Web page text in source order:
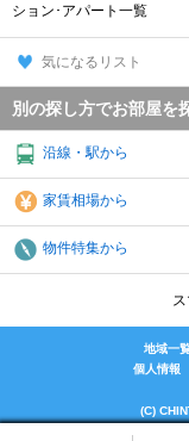
ション･アパート一覧
気になるリスト
別の探し方でお部屋を
沿線・駅から
家賃相場から
物件特集から
地域一
個人情報
(C)